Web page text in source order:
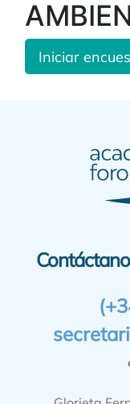
Iniciar